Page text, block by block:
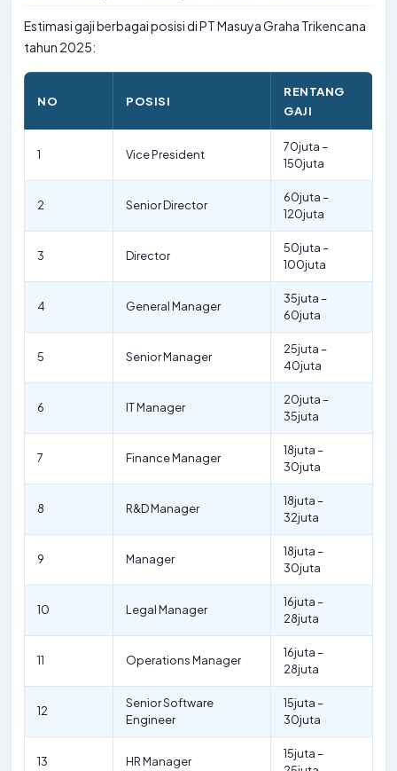
Estimasi gaji berbagai posisi di PT Masuya Graha Trikencana
tahun 2025:
NO POSISI
RENTANG
GAJI
1 Vice President
70juta –
150juta
2 Senior Director
60juta –
120juta
3 Director
50juta –
100juta
4 General Manager
35juta –
60juta
5 Senior Manager
25juta –
40juta
6 IT Manager
20juta –
35juta
7 Finance Manager
18juta –
30juta
8 R&D Manager
18juta –
32juta
9 Manager
18juta –
30juta
10 Legal Manager
16juta –
28juta
11 Operations Manager
16juta –
28juta
12
Senior Software
Engineer
15juta –
30juta
13 HR Manager
15juta –